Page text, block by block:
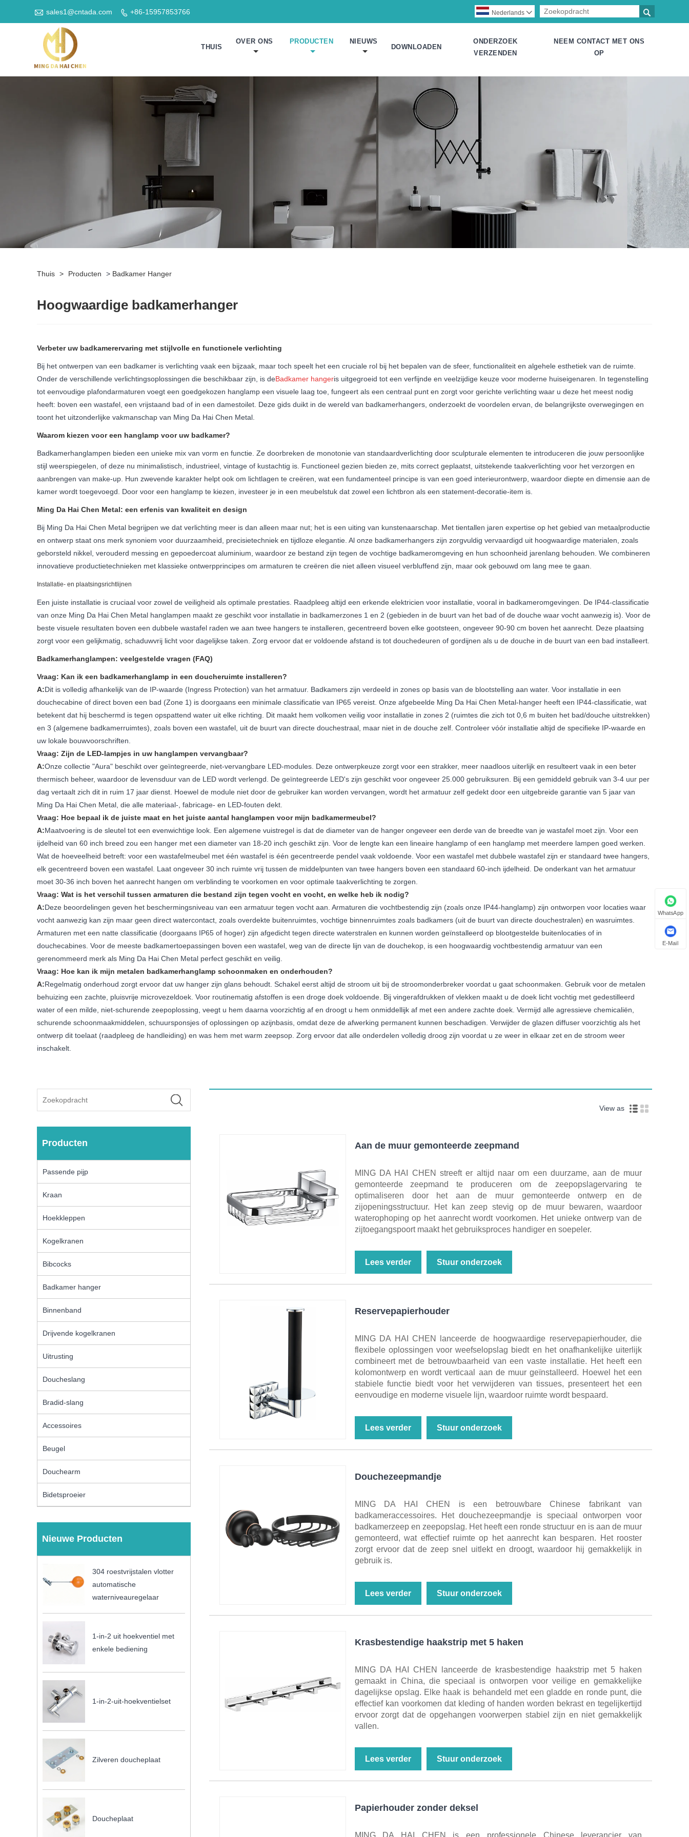
 sales1@cntada.com  +86-15957853766 
Nederlands 
THUIS
OVER ONS PRODUCTEN NIEUWS
DOWNLOADEN
ONDERZOEK
VERZENDEN
NEEM CONTACT MET ONS
OP
Thuis > Producten > Badkamer Hanger
Hoogwaardige badkamerhanger
Verbeter uw badkamerervaring met stijlvolle en functionele verlichting
Bij het ontwerpen van een badkamer is verlichting vaak een bijzaak, maar toch speelt het een cruciale rol bij het bepalen van de sfeer, functionaliteit en algehele esthetiek van de ruimte.
Onder de verschillende verlichtingsoplossingen die beschikbaar zijn, is deBadkamer hangeris uitgegroeid tot een verfijnde en veelzijdige keuze voor moderne huiseigenaren. In tegenstelling
tot eenvoudige plafondarmaturen voegt een goedgekozen hanglamp een visuele laag toe, fungeert als een centraal punt en zorgt voor gerichte verlichting waar u deze het meest nodig
heeft: boven een wastafel, een vrijstaand bad of in een damestoilet. Deze gids duikt in de wereld van badkamerhangers, onderzoekt de voordelen ervan, de belangrijkste overwegingen en
toont het uitzonderlijke vakmanschap van Ming Da Hai Chen Metal.
Waarom kiezen voor een hanglamp voor uw badkamer?
Badkamerhanglampen bieden een unieke mix van vorm en functie. Ze doorbreken de monotonie van standaardverlichting door sculpturale elementen te introduceren die jouw persoonlijke
stijl weerspiegelen, of deze nu minimalistisch, industrieel, vintage of kustachtig is. Functioneel gezien bieden ze, mits correct geplaatst, uitstekende taakverlichting voor het verzorgen en
aanbrengen van make-up. Hun zwevende karakter helpt ook om lichtlagen te creëren, wat een fundamenteel principe is van een goed interieurontwerp, waardoor diepte en dimensie aan de
kamer wordt toegevoegd. Door voor een hanglamp te kiezen, investeer je in een meubelstuk dat zowel een lichtbron als een statement-decoratie-item is.
Ming Da Hai Chen Metal: een erfenis van kwaliteit en design
Bij Ming Da Hai Chen Metal begrijpen we dat verlichting meer is dan alleen maar nut; het is een uiting van kunstenaarschap. Met tientallen jaren expertise op het gebied van metaalproductie
en ontwerp staat ons merk synoniem voor duurzaamheid, precisietechniek en tijdloze elegantie. Al onze badkamerhangers zijn zorgvuldig vervaardigd uit hoogwaardige materialen, zoals
geborsteld nikkel, verouderd messing en gepoedercoat aluminium, waardoor ze bestand zijn tegen de vochtige badkameromgeving en hun schoonheid jarenlang behouden. We combineren
innovatieve productietechnieken met klassieke ontwerpprincipes om armaturen te creëren die niet alleen visueel verbluffend zijn, maar ook gebouwd om lang mee te gaan.
Installatie- en plaatsingsrichtlijnen
Een juiste installatie is cruciaal voor zowel de veiligheid als optimale prestaties. Raadpleeg altijd een erkende elektricien voor installatie, vooral in badkameromgevingen. De IP44-classificatie
van onze Ming Da Hai Chen Metal hanglampen maakt ze geschikt voor installatie in badkamerzones 1 en 2 (gebieden in de buurt van het bad of de douche waar vocht aanwezig is). Voor de
beste visuele resultaten boven een dubbele wastafel raden we aan twee hangers te installeren, gecentreerd boven elke gootsteen, ongeveer 90-90 cm boven het aanrecht. Deze plaatsing
zorgt voor een gelijkmatig, schaduwvrij licht voor dagelijkse taken. Zorg ervoor dat er voldoende afstand is tot douchedeuren of gordijnen als u de douche in de buurt van een bad installeert.
Badkamerhanglampen: veelgestelde vragen (FAQ)
Vraag: Kan ik een badkamerhanglamp in een doucheruimte installeren?
A:Dit is volledig afhankelijk van de IP-waarde (Ingress Protection) van het armatuur. Badkamers zijn verdeeld in zones op basis van de blootstelling aan water. Voor installatie in een
douchecabine of direct boven een bad (Zone 1) is doorgaans een minimale classificatie van IP65 vereist. Onze afgebeelde Ming Da Hai Chen Metal-hanger heeft een IP44-classificatie, wat
betekent dat hij beschermd is tegen opspattend water uit elke richting. Dit maakt hem volkomen veilig voor installatie in zones 2 (ruimtes die zich tot 0,6 m buiten het bad/douche uitstrekken)
en 3 (algemene badkamerruimtes), zoals boven een wastafel, uit de buurt van directe douchestraal, maar niet in de douche zelf. Controleer vóór installatie altijd de specifieke IP-waarde en
uw lokale bouwvoorschriften.
Vraag: Zijn de LED-lampjes in uw hanglampen vervangbaar?
A:Onze collectie "Aura" beschikt over geïntegreerde, niet-vervangbare LED-modules. Deze ontwerpkeuze zorgt voor een strakker, meer naadloos uiterlijk en resulteert vaak in een beter
thermisch beheer, waardoor de levensduur van de LED wordt verlengd. De geïntegreerde LED's zijn geschikt voor ongeveer 25.000 gebruiksuren. Bij een gemiddeld gebruik van 3-4 uur per
dag vertaalt zich dit in ruim 17 jaar dienst. Hoewel de module niet door de gebruiker kan worden vervangen, wordt het armatuur zelf gedekt door een uitgebreide garantie van 5 jaar van
Ming Da Hai Chen Metal, die alle materiaal-, fabricage- en LED-fouten dekt.
Vraag: Hoe bepaal ik de juiste maat en het juiste aantal hanglampen voor mijn badkamermeubel?
A:Maatvoering is de sleutel tot een evenwichtige look. Een algemene vuistregel is dat de diameter van de hanger ongeveer een derde van de breedte van je wastafel moet zijn. Voor een
ijdelheid van 60 inch breed zou een hanger met een diameter van 18-20 inch geschikt zijn. Voor de lengte kan een lineaire hanglamp of een hanglamp met meerdere lampen goed werken.
Wat de hoeveelheid betreft: voor een wastafelmeubel met één wastafel is één gecentreerde pendel vaak voldoende. Voor een wastafel met dubbele wastafel zijn er standaard twee hangers,
elk gecentreerd boven een wastafel. Laat ongeveer 30 inch ruimte vrij tussen de middelpunten van twee hangers boven een standaard 60-inch ijdelheid. De onderkant van het armatuur
moet 30-36 inch boven het aanrecht hangen om verblinding te voorkomen en voor optimale taakverlichting te zorgen.
Vraag: Wat is het verschil tussen armaturen die bestand zijn tegen vocht en vocht, en welke heb ik nodig?
A:Deze beoordelingen geven het beschermingsniveau van een armatuur tegen vocht aan. Armaturen die vochtbestendig zijn (zoals onze IP44-hanglamp) zijn ontworpen voor locaties waar
vocht aanwezig kan zijn maar geen direct watercontact, zoals overdekte buitenruimtes, vochtige binnenruimtes zoals badkamers (uit de buurt van directe douchestralen) en wasruimtes.
Armaturen met een natte classificatie (doorgaans IP65 of hoger) zijn afgedicht tegen directe waterstralen en kunnen worden geïnstalleerd op blootgestelde buitenlocaties of in
douchecabines. Voor de meeste badkamertoepassingen boven een wastafel, weg van de directe lijn van de douchekop, is een hoogwaardig vochtbestendig armatuur van een
gerenommeerd merk als Ming Da Hai Chen Metal perfect geschikt en veilig.
Vraag: Hoe kan ik mijn metalen badkamerhanglamp schoonmaken en onderhouden?
A:Regelmatig onderhoud zorgt ervoor dat uw hanger zijn glans behoudt. Schakel eerst altijd de stroom uit bij de stroomonderbreker voordat u gaat schoonmaken. Gebruik voor de metalen
behuizing een zachte, pluisvrije microvezeldoek. Voor routinematig afstoffen is een droge doek voldoende. Bij vingerafdrukken of vlekken maakt u de doek licht vochtig met gedestilleerd
water of een milde, niet-schurende zeepoplossing, veegt u hem daarna voorzichtig af en droogt u hem onmiddellijk af met een andere zachte doek. Vermijd alle agressieve chemicaliën,
schurende schoonmaakmiddelen, schuursponsjes of oplossingen op azijnbasis, omdat deze de afwerking permanent kunnen beschadigen. Verwijder de glazen diffuser voorzichtig als het
ontwerp dit toelaat (raadpleeg de handleiding) en was hem met warm zeepsop. Zorg ervoor dat alle onderdelen volledig droog zijn voordat u ze weer in elkaar zet en de stroom weer
inschakelt.
Producten
Passende pijp
Kraan
Hoekkleppen
Kogelkranen
Bibcocks
Badkamer hanger
Binnenband
Drijvende kogelkranen
Uitrusting
Doucheslang
Bradid-slang
Accessoires
Beugel
Douchearm
Bidetsproeier
Nieuwe Producten
304 roestvrijstalen vlotter
automatische
waterniveauregelaar
1-in-2 uit hoekventiel met
enkele bediening
1-in-2-uit-hoekventielset
Zilveren doucheplaat
Doucheplaat
View as
Aan de muur gemonteerde zeepmand
MING DA HAI CHEN streeft er altijd naar om een ​​duurzame, aan de muur
gemonteerde zeepmand te produceren om de zeepopslagervaring te
optimaliseren door het aan de muur gemonteerde ontwerp en de
zijopeningsstructuur. Het kan zeep stevig op de muur bewaren, waardoor
waterophoping op het aanrecht wordt voorkomen. Het unieke ontwerp van de
zijtoegangspoort maakt het gebruiksproces handiger en soepeler.
Lees verder Stuur onderzoek
Reservepapierhouder
MING DA HAI CHEN lanceerde de hoogwaardige reservepapierhouder, die
flexibele oplossingen voor weefselopslag biedt en het onafhankelijke uiterlijk
combineert met de betrouwbaarheid van een vaste installatie. Het heeft een
kolomontwerp en wordt verticaal aan de muur geïnstalleerd. Hoewel het een
stabiele functie biedt voor het verwijderen van tissues, presenteert het een
eenvoudige en moderne visuele lijn, waardoor ruimte wordt bespaard.
Lees verder Stuur onderzoek
Douchezeepmandje
MING DA HAI CHEN is een betrouwbare Chinese fabrikant van
badkameraccessoires. Het douchezeepmandje is speciaal ontworpen voor
badkamerzeep en zeepopslag. Het heeft een ronde structuur en is aan de muur
gemonteerd, wat effectief ruimte op het aanrecht kan besparen. Het rooster
zorgt ervoor dat de zeep snel uitlekt en droogt, waardoor hij gemakkelijk in
gebruik is.
Lees verder Stuur onderzoek
Krasbestendige haakstrip met 5 haken
MING DA HAI CHEN lanceerde de krasbestendige haakstrip met 5 haken
gemaakt in China, die speciaal is ontworpen voor veilige en gemakkelijke
dagelijkse opslag. Elke haak is behandeld met een gladde en ronde punt, die
effectief kan voorkomen dat kleding of handen worden bekrast en tegelijkertijd
ervoor zorgt dat de opgehangen voorwerpen stabiel zijn en niet gemakkelijk
vallen.
Lees verder Stuur onderzoek
Papierhouder zonder deksel
WhatsApp
E-Mail